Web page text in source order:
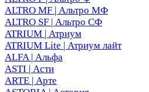
ALTRO MF | Альтро МФ
ALTRO SF | Альтро СФ
ATRIUM | Атриум
ATRIUM Lite | Атриум лайт
ALFA | Альфа
ASTI | Асти
ARTE | Арте